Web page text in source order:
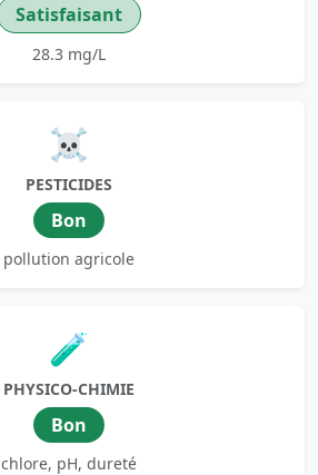
Satisfaisant
28.3 mg/L
☠️
PESTICIDES
Bon
pollution agricole
🧪
PHYSICO-CHIMIE
Bon
chlore, pH, dureté